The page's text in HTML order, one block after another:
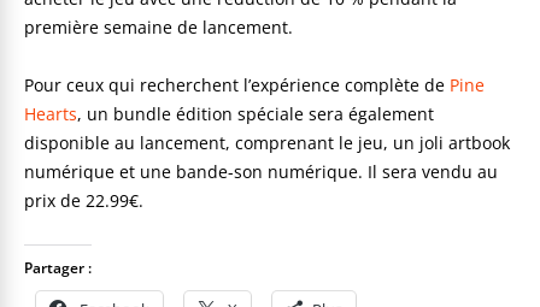
première semaine de lancement.
Pour ceux qui recherchent l’expérience complète de Pine
Hearts, un bundle édition spéciale sera également
disponible au lancement, comprenant le jeu, un joli artbook
numérique et une bande-son numérique. Il sera vendu au
prix de 22.99€.
Partager :